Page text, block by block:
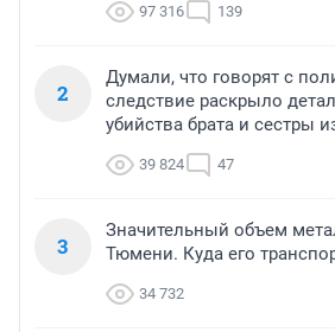
97 316 139
2
Думали, что говорят с
следствие раскрыло
убийства брата и сестры
39 824 47
3
Значительный объем
Тюмени. Куда его
34 732